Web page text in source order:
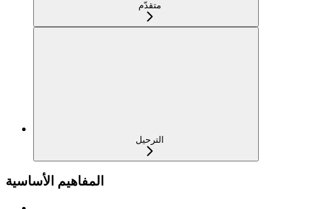
متقدّم
الترحيل
المفاهيم الأساسية